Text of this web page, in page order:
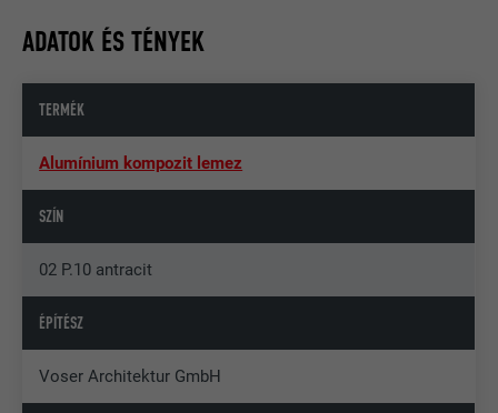
ADATOK ÉS TÉNYEK
TERMÉK
Alumínium kompozit lemez
SZÍN
02 P.10 antracit
ÉPÍTÉSZ
Voser Architektur GmbH